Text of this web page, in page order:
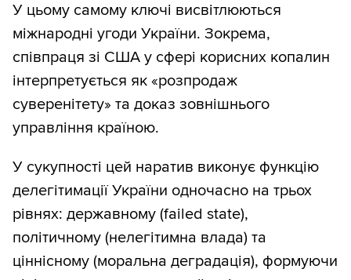
У цьому самому ключі висвітлюються
міжнародні угоди України. Зокрема,
співпраця зі США у сфері корисних копалин
інтерпретується як «розпродаж
суверенітету» та доказ зовнішнього
управління країною.
У сукупності цей наратив виконує функцію
делегітимації України одночасно на трьох
рівнях: державному (failed state),
політичному (нелегітимна влада) та
ціннісному (моральна деградація), формуючи